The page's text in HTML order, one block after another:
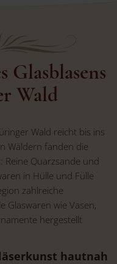
Glasblasens
Wald
Wald reicht bis ins
Wäldern fanden die
Reine Quarzsande und
in Hülle und Fülle
zahlreiche
Glaswaren wie Vasen,
hergestellt
hautnah